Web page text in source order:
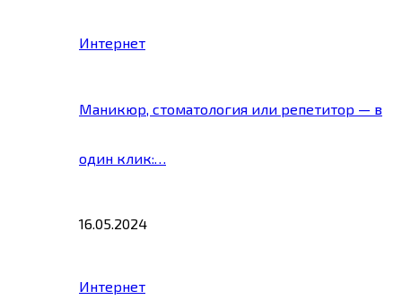
Интернет
Маникюр, стоматология или репетитор — в
один клик:…
16.05.2024
Интернет